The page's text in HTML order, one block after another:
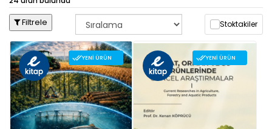
Filtrele Stoktakiler
YENI ÜRÜN YENI ÜRÜN